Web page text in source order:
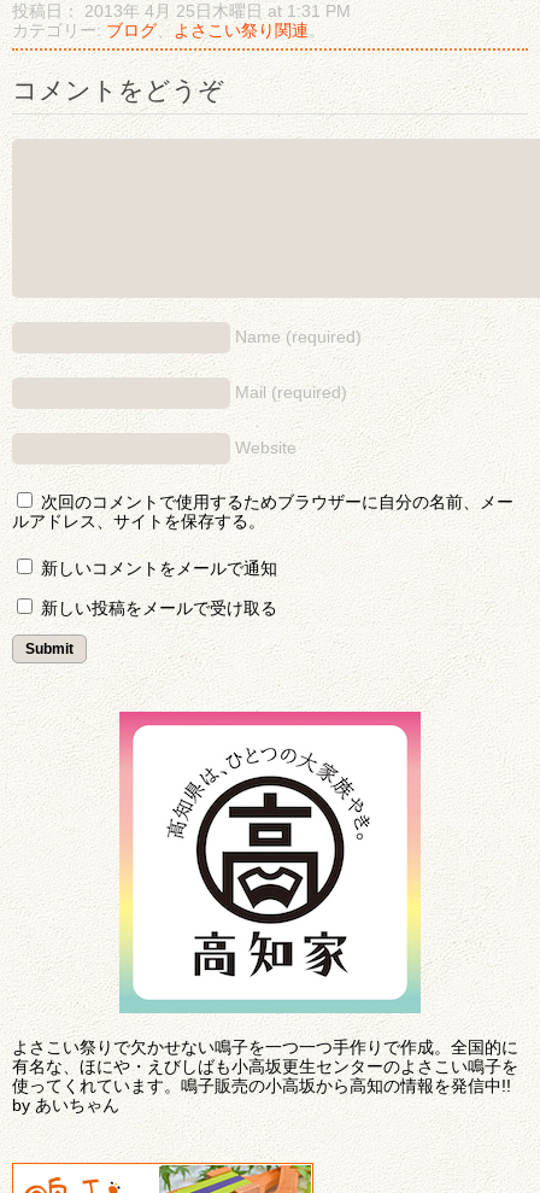
投稿日： 2013年 4月 25日木曜日 at 1:31 PM
カテゴリー:ブログ、 よさこい祭り関連。
コメントをどうぞ
Name (required)
Mail (required)
Website
次回のコメントで使用するためブラウザーに自分の名前、メー
ルアドレス、サイトを保存する。
新しいコメントをメールで通知
新しい投稿をメールで受け取る
よさこい祭りで欠かせない鳴子を一つ一つ手作りで作成。全国的に
有名な、ほにや・えびしばも小高坂更生センターのよさこい鳴子を
使ってくれています。鳴子販売の小高坂から高知の情報を発信中!!
by あいちゃん